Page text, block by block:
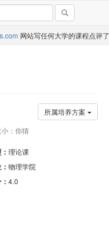
网站写任何大学的课程点评了
所属培养方案
：你猜
理论课
物理学院
4.0